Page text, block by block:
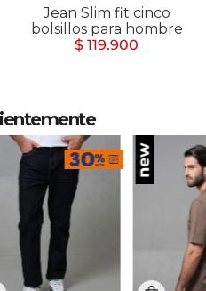
Jean Slim fit cinco
bolsillos para hombre
$ 119.900